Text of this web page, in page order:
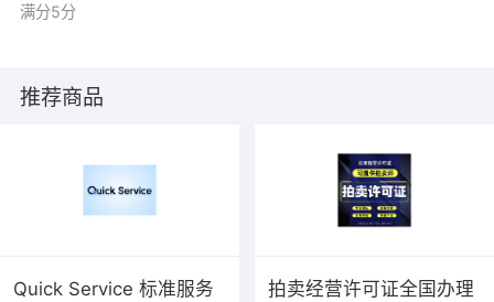
满分5分
推荐商品
Quick Service 标准服务
拍卖经营许可证全国办理